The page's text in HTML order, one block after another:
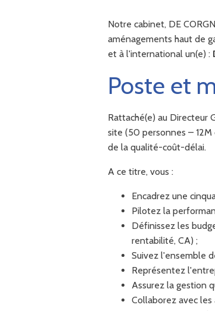
Notre cabinet, DE
aménagements haut de
et à l'international un(e) :
Poste et
Rattaché(e) au Directeur
site (50 personnes –
de la qualité-coût-délai.
A ce titre, vous :
Encadrez une
Pilotez la
Définissez les
rentabilité, CA) ;
Suivez l'ensemble
Représentez
Assurez la gestion
Collaborez avec